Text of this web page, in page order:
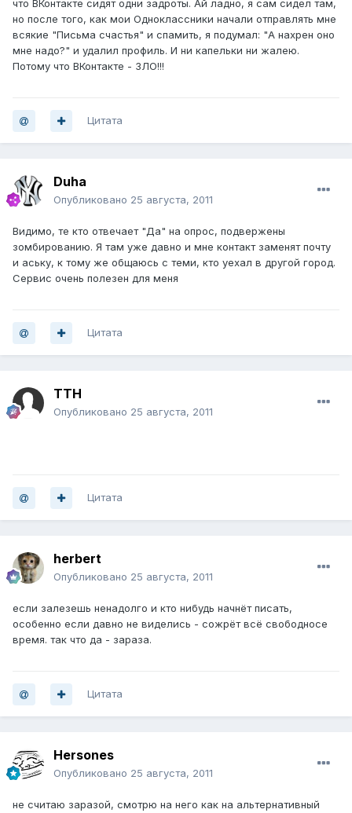
что ВКонтакте сидят одни задроты. Ай ладно, я сам сидел там,
но после того, как мои Одноклассники начали отправлять мне
всякие "Письма счастья" и спамить, я подумал: "А нахрен оно
мне надо?" и удалил профиль. И ни капельки ни жалею.
Потому что ВКонтакте - ЗЛО!!!
Цитата
Duha
Опубликовано 25 августа, 2011
Видимо, те кто отвечает "Да" на опрос, подвержены
зомбированию. Я там уже давно и мне контакт заменят почту
и аську, к тому же общаюсь с теми, кто уехал в другой город.
Сервис очень полезен для меня
Цитата
TTH
Опубликовано 25 августа, 2011
Цитата
herbert
Опубликовано 25 августа, 2011
если залезешь ненадолго и кто нибудь начнёт писать,
особенно если давно не виделись - сожрёт всё свободносе
время. так что да - зараза.
Цитата
Hersones
Опубликовано 25 августа, 2011
не считаю заразой, смотрю на него как на альтернативный